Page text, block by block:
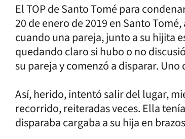
El TOP de Santo Tomé para
20 de enero de 2019 en Santo
cuando una pareja, junto a su hijita
quedando claro si hubo o no
su pareja y comenzó a disparar.
Así, herido, intentó salir del lugar,
recorrido, reiteradas veces. Ella
disparaba cargaba a su hija en